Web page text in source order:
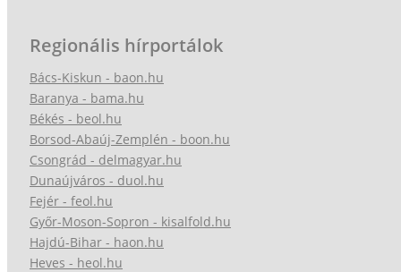
Regionális hírportálok
Bács-Kiskun - baon.hu
Baranya - bama.hu
Békés - beol.hu
Borsod-Abaúj-Zemplén - boon.hu
Csongrád - delmagyar.hu
Dunaújváros - duol.hu
Fejér - feol.hu
Győr-Moson-Sopron - kisalfold.hu
Hajdú-Bihar - haon.hu
Heves - heol.hu